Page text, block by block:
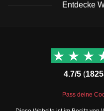
Entdecke
Trustpilot Bewertungen
WeRoad Social Media
4.7/5(
Pass deine